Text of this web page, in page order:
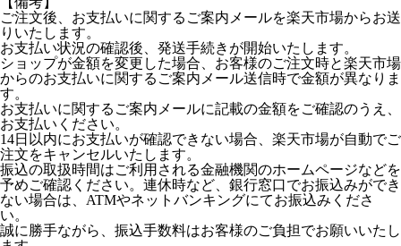
ご注文後、お支払いに関するご案内メールを楽天市場からお送
りいたします。
お支払い状況の確認後、発送手続きが開始いたします。
ショップが金額を変更した場合、お客様のご注文時と楽天市場
からのお支払いに関するご案内メール送信時で金額が異なりま
す。
お支払いに関するご案内メールに記載の金額をご確認のうえ、
お支払いください。
14日以内にお支払いが確認できない場合、楽天市場が自動でご
注文をキャンセルいたします。
振込の取扱時間はご利用される金融機関のホームページなどを
予めご確認ください。連休時など、銀行窓口でお振込みができ
ない場合は、ATMやネットバンキングにてお振込みくださ
い。
誠に勝手ながら、振込手数料はお客様のご負担でお願いいたし